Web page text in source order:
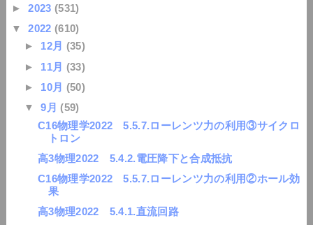
►2023 (531)
▼2022 (610)
► 12月 (35)
► 11月 (33)
► 10月 (50)
▼9月 (59)
C16物理学2022 5.5.7.ローレンツ力の利用③サイクロ
トロン
高3物理2022 5.4.2.電圧降下と合成抵抗
C16物理学2022 5.5.7.ローレンツ力の利用②ホール効
果
高3物理2022 5.4.1.直流回路